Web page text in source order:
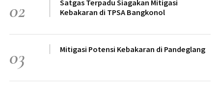
02
Satgas Terpadu Siagakan Mitigasi
Kebakaran di TPSA Bangkonol
03 Mitigasi Potensi Kebakaran di Pandeglang